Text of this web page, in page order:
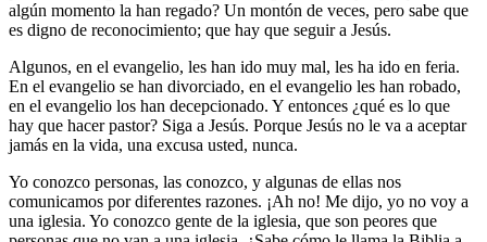
algún momento la han regado? Un montón de veces, pero sabe que
es digno de reconocimiento; que hay que seguir a Jesús.
Algunos, en el evangelio, les han ido muy mal, les ha ido en feria.
En el evangelio se han divorciado, en el evangelio les han robado,
en el evangelio los han decepcionado. Y entonces ¿qué es lo que
hay que hacer pastor? Siga a Jesús. Porque Jesús no le va a aceptar
jamás en la vida, una excusa usted, nunca.
Yo conozco personas, las conozco, y algunas de ellas nos
comunicamos por diferentes razones. ¡Ah no! Me dijo, yo no voy a
una iglesia. Yo conozco gente de la iglesia, que son peores que